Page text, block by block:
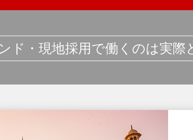
ド・現地採用で働くのは実際